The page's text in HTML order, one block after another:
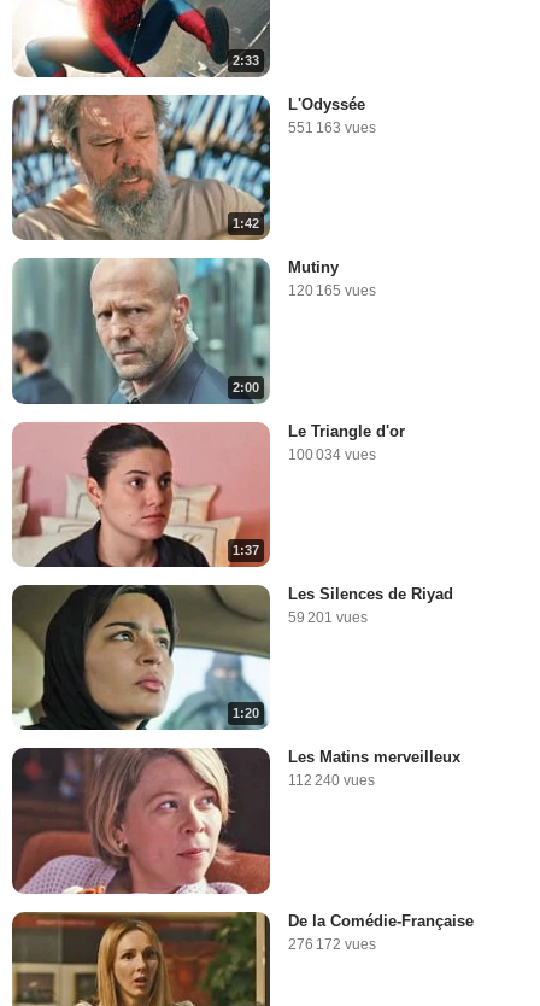
2:33
1:42
L'Odyssée
551 163 vues
2:00
Mutiny
120 165 vues
1:37
Le Triangle d'or
100 034 vues
1:20
Les Silences de Riyad
59 201 vues
Les Matins merveilleux
112 240 vues
De la Comédie-Française
276 172 vues